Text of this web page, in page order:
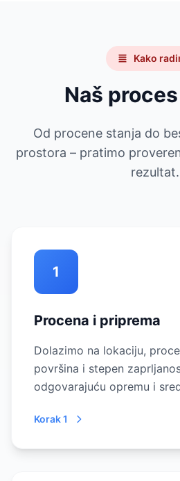
Kako
Naš proces
Od procene stanja do
prostora – pratimo
rezultat.
1
Procena i priprema
Dolazimo na lokaciju,
površina i stepen
odgovarajuću opremu i
Korak 1